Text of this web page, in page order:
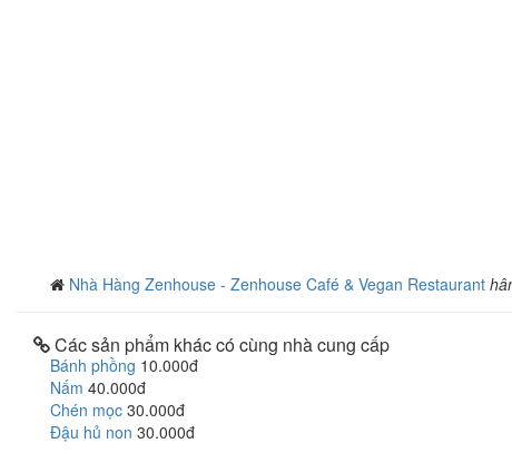
Nhà Hàng Zenhouse - Zenhouse Café & Vegan Restaurant
Các sản phẩm khác có cùng nhà cung cấp
Bánh phồng 10.000đ
Nấm 40.000đ
Chén mọc 30.000đ
Đậu hủ non 30.000đ